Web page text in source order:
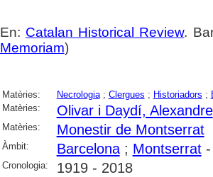
En: Catalan Historical Review.
Memoriam)
Matèries: Necrologia; Clergues ; Historiadors ;
Matèries:
Olivar i Daydí, Alexandre
Matèries: Monestir de Montserrat
Àmbit: Barcelona; Montserrat-
Cronologia: 1919 - 2018